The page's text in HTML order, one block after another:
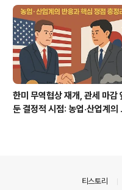
한미 무역협상 재개, 관세 마감
둔 결정적 시점: 농업·산업계의
티스토리